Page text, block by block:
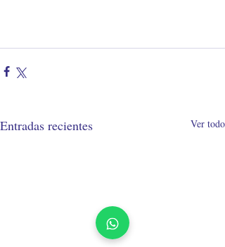
Entradas recientes Ver todo